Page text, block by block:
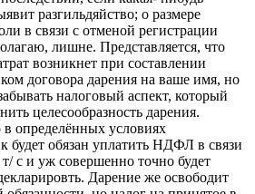
разгильдяйство; о размере
в связи с отменой регистрации
лишне. Представляется, что
возникнет при составлении
договора дарения на ваше имя, но
налоговый аспект, который
целесообразность дарения.
в определённых условиях
будет обязан уплатить НДФЛ в связи
с и уж совершенно точно будет
Дарение же освободит